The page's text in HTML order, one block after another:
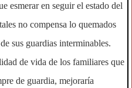
esmerar en seguir el estado del
no compensa lo quemados
sus guardias interminables.
de vida de los familiares que
de guardia, mejoraría